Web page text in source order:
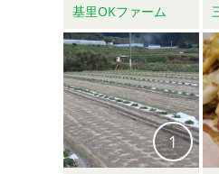
基里OKファーム
1